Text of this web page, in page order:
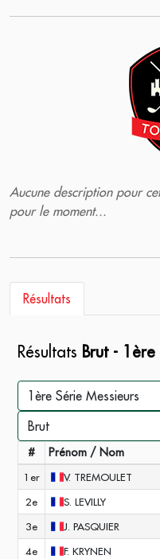
Aucune description pour
pour le moment...
Résultats
Résultats Brut - 1ère
# Prénom / Nom
1er V. TREMOULET
2e
S. LEVILLY
3e
J. PASQUIER
4e
F. KRYNEN